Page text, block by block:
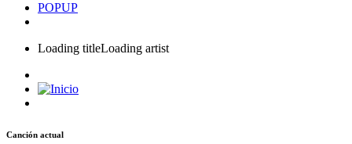
POPUP
Loading titleLoading artist
Canción actual